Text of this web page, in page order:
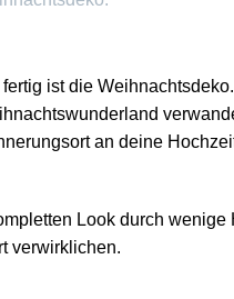
ist die
an deine
Look durch
verwirklichen.